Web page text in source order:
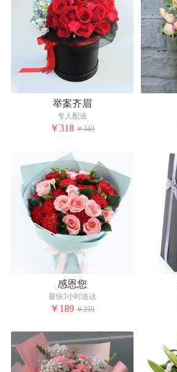
举案齐眉
专人配送
￥318 ￥343
感恩您
最快3小时送达
￥189 ￥259